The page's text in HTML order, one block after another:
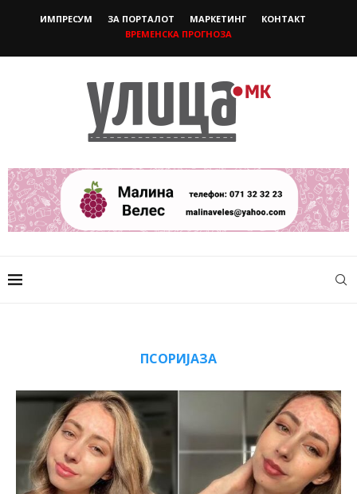
ИМПРЕСУМ ЗА ПОРТАЛОТ МАРКЕТИНГ
КОНТАКТ
ВРЕМЕНСКА ПРОГНОЗА
ПСОРИЈАЗА